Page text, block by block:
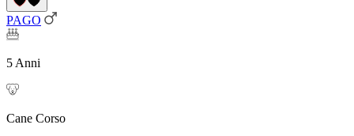
PAGO
5 Anni
Cane Corso